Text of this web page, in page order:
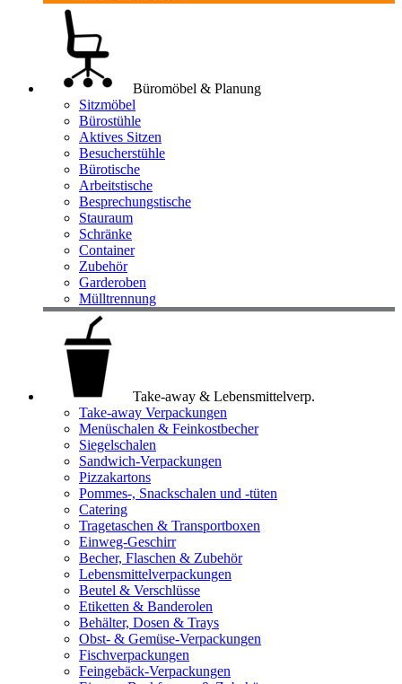
Büromöbel & Planung
Sitzmöbel
Bürostühle
Aktives Sitzen
Besucherstühle
Bürotische
Arbeitstische
Besprechungstische
Stauraum
Schränke
Container
Zubehör
Garderoben
Mülltrennung
Take-away & Lebensmittelverp.
Take-away Verpackungen
Menüschalen & Feinkostbecher
Siegelschalen
Sandwich-Verpackungen
Pizzakartons
Pommes-, Snackschalen und -tüten
Catering
Tragetaschen & Transportboxen
Einweg-Geschirr
Becher, Flaschen & Zubehör
Lebensmittelverpackungen
Beutel & Verschlüsse
Etiketten & Banderolen
Behälter, Dosen & Trays
Obst- & Gemüse-Verpackungen
Fischverpackungen
Feingebäck-Verpackungen